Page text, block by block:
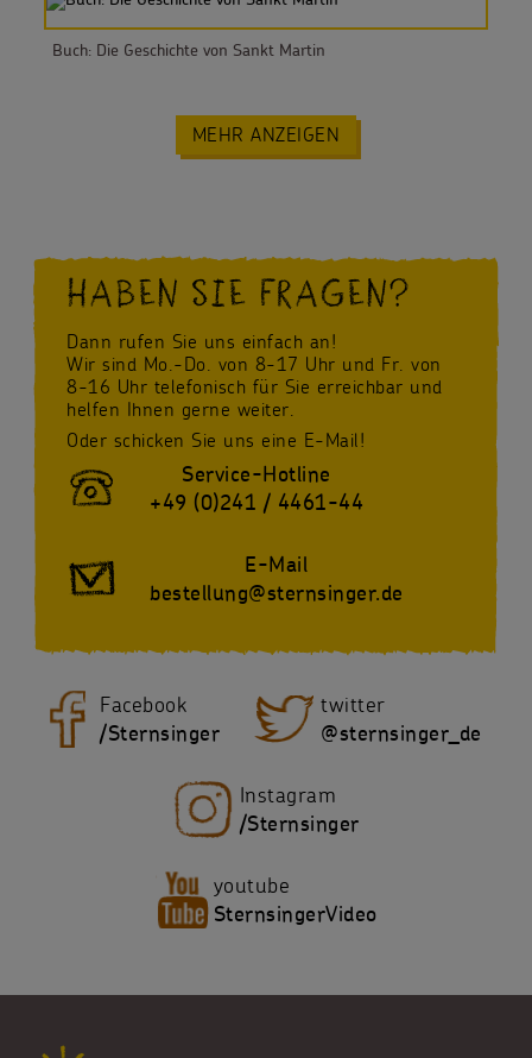
Buch: Die Geschichte von Sankt Martin
MEHR ANZEIGEN
HABEN SIE FRAGEN?
Dann rufen Sie uns einfach an!
Wir sind Mo.-Do. von 8-17 Uhr und Fr. von
8-16 Uhr telefonisch für Sie erreichbar und
helfen Ihnen gerne weiter.
Oder schicken Sie uns eine E-Mail!
Service-Hotline
+49 (0)241 / 4461-44
E-Mail
bestellung@sternsinger.de
Facebook
/Sternsinger
twitter
@sternsinger_de
Instagram
/Sternsinger
youtube
SternsingerVideo